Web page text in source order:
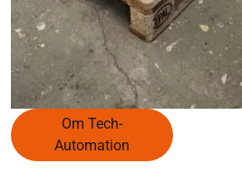
Om Tech-
Automation